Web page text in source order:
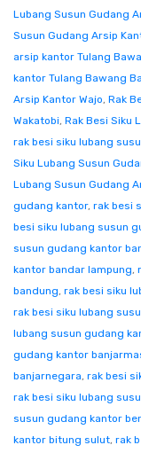
Lubang Susun Gudang
Susun Gudang Arsip
arsip kantor Tulang
kantor Tulang Bawang
Arsip Kantor Wajo, Rak
Wakatobi, Rak Besi Siku
rak besi siku lubang
Siku Lubang Susun
Lubang Susun Gudang
gudang kantor, rak besi
besi siku lubang susun
susun gudang kantor
kantor bandar lampung,
bandung, rak besi siku
rak besi siku lubang
lubang susun gudang
gudang kantor
banjarnegara, rak besi
rak besi siku lubang
susun gudang kantor
kantor bitung sulut, rak